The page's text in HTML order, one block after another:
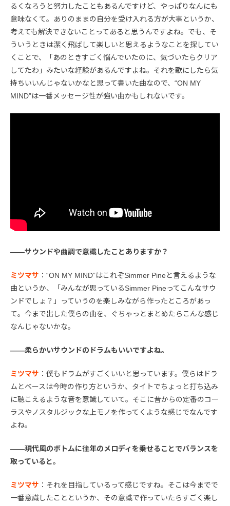
るくなろうと努力したこともあるんですけど、やっぱりなんにも
意味なくて。ありのままの自分を受け入れる方が大事というか、
考えても解決できないことってあると思うんですよね。でも、そ
ういうときは潔く飛ばして楽しいと思えるようなことを探してい
くことで、「あのときすごく悩んでいたのに、気づいたらクリア
してたわ」みたいな経験があるんですよね。それを歌にしたら気
持ちいいんじゃないかなと思って書いた曲なので、“ON MY
MIND”は一番メッセージ性が強い曲かもしれないです。
――サウンドや曲調で意識したことありますか？
ミツマサ ：“ON MY MIND”はこれぞSimmer Pineと言えるような
曲というか、「みんなが思っているSimmer Pineってこんなサウ
ンドでしょ？」っていうのを楽しみながら作ったところがあっ
て。今まで出した僕らの曲を、ぐちゃっとまとめたらこんな感じ
なんじゃないかな。
――柔らかいサウンドのドラムもいいですよね。
ミツマサ ：僕もドラムがすごくいいと思っています。僕らはドラ
ムとベースは今時の作り方というか、タイトでちょっと打ち込み
に聴こえるような音を意識していて。そこに昔からの定番のコー
ラスやノスタルジックな上モノを作ってくような感じでなんです
よね。
――現代風のボトムに往年のメロディを乗せることでバランスを
取っていると。
ミツマサ ：それを目指しているって感じですね。そこは今までで
一番意識したことというか、その意識で作っていたらすごく楽し